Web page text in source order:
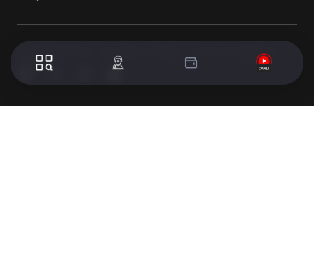
© 2024 WorldTurk. Tüm Hakları Saklıdır. - Tasarım & Geliştirme :
Volion's